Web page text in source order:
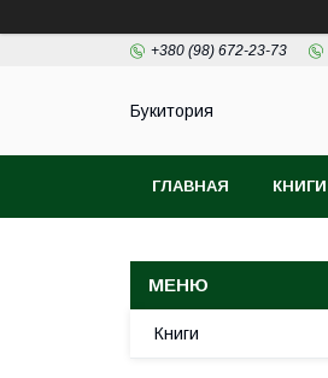
+380 (98) 672-23-73
Букитория
ГЛАВНАЯ КНИГИ
Книги